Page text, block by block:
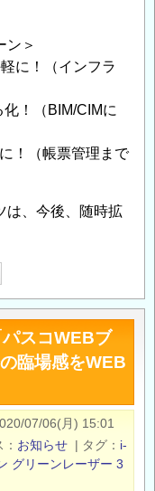
ン＞
に！（インフラ
！（BIM/CIMに
！（帳票管理まで
は、今後、随時拡
スコWEBブ
臨場感をWEB
07/06(月) 15:01
お知らせ | タグ
i-
グリーンレーザー 3